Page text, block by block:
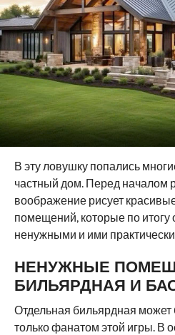
В эту ловушку попались
частный дом. Перед началом
воображение рисует
помещений, которые по итогу
ненужными и ими практически
НЕНУЖНЫЕ
БИЛЬЯРДНАЯ И
Отдельная бильярдная может
только фанатом этой игры. В